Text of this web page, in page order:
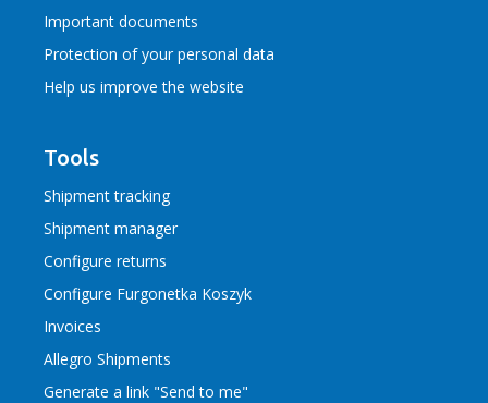
Important documents
Protection of your personal data
Help us improve the website
Tools
Shipment tracking
Shipment manager
Configure returns
Configure Furgonetka Koszyk
Invoices
Allegro Shipments
Generate a link "Send to me"